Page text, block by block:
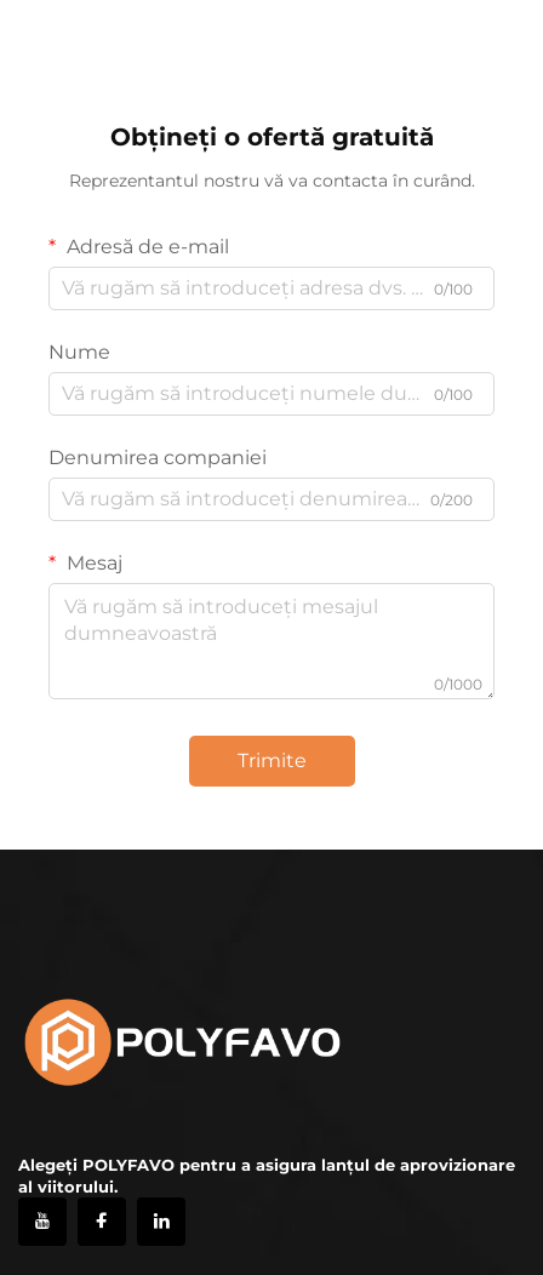
Obțineți o ofertă gratuită
Reprezentantul nostru vă va contacta în curând.
Adresă de e-mail
0/100
Nume
0/100
Denumirea companiei
0/200
Mesaj
0/1000
Trimite
Alegeți POLYFAVO pentru a asigura lanțul de aprovizionare
al viitorului.